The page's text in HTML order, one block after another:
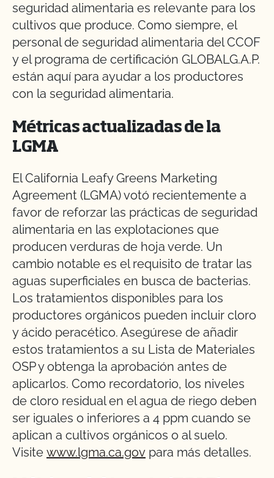
seguridad alimentaria es relevante para los
cultivos que produce. Como siempre, el
personal de seguridad alimentaria del CCOF
y el programa de certificación GLOBALG.A.P.
están aquí para ayudar a los productores
con la seguridad alimentaria.
Métricas actualizadas de la
LGMA
El California Leafy Greens Marketing
Agreement (LGMA) votó recientemente a
favor de reforzar las prácticas de seguridad
alimentaria en las explotaciones que
producen verduras de hoja verde. Un
cambio notable es el requisito de tratar las
aguas superficiales en busca de bacterias.
Los tratamientos disponibles para los
productores orgánicos pueden incluir cloro
y ácido peracético. Asegúrese de añadir
estos tratamientos a su Lista de Materiales
OSP y obtenga la aprobación antes de
aplicarlos. Como recordatorio, los niveles
de cloro residual en el agua de riego deben
ser iguales o inferiores a 4 ppm cuando se
aplican a cultivos orgánicos o al suelo.
Visite www.lgma.ca.gov para más detalles.